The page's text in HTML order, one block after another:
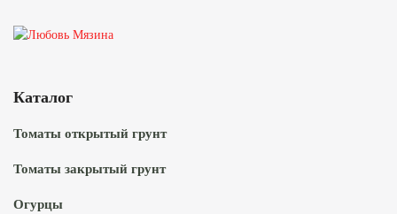
Каталог
Томаты открытый грунт
Томаты закрытый грунт
Огурцы